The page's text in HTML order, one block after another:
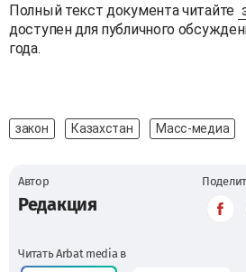
Полный текст документа читайте
доступен для публичного
года.
закон Казахстан Масс-медиа
Автор
Редакция
Читать Arbat media в